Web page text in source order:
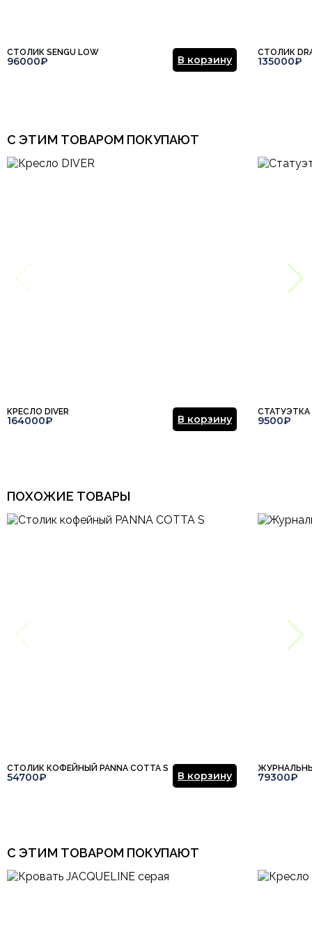
СТОЛИК SENGU LOW
96000₽ В корзину
СТОЛИК
135000₽
С ЭТИМ ТОВАРОМ ПОКУПАЮТ
КРЕСЛО DIVER
164000₽ В корзину
СТАТУЭТКА
9500₽
ПОХОЖИЕ ТОВАРЫ
СТОЛИК КОФЕЙНЫЙ PANNA COTTA S
54700₽ В корзину 79300₽
С ЭТИМ ТОВАРОМ ПОКУПАЮТ